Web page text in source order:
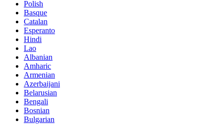
Polish
Basque
Catalan
Esperanto
Hindi
Lao
Albanian
Amharic
Armenian
Azerbaijani
Belarusian
Bengali
Bosnian
Bulgarian